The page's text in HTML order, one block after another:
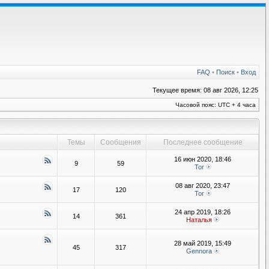
FAQ • Поиск • Вход
Текущее время: 08 авг 2026, 12:25
Часовой пояс: UTC + 4 часа
Темы Сообщения
Последнее сообщение
9 59
16 июн 2020, 18:46
Tor
17 120
08 авг 2020, 23:47
Tor
14 361
24 апр 2019, 18:26
Наталья
45 317
28 май 2019, 15:49
Gennora